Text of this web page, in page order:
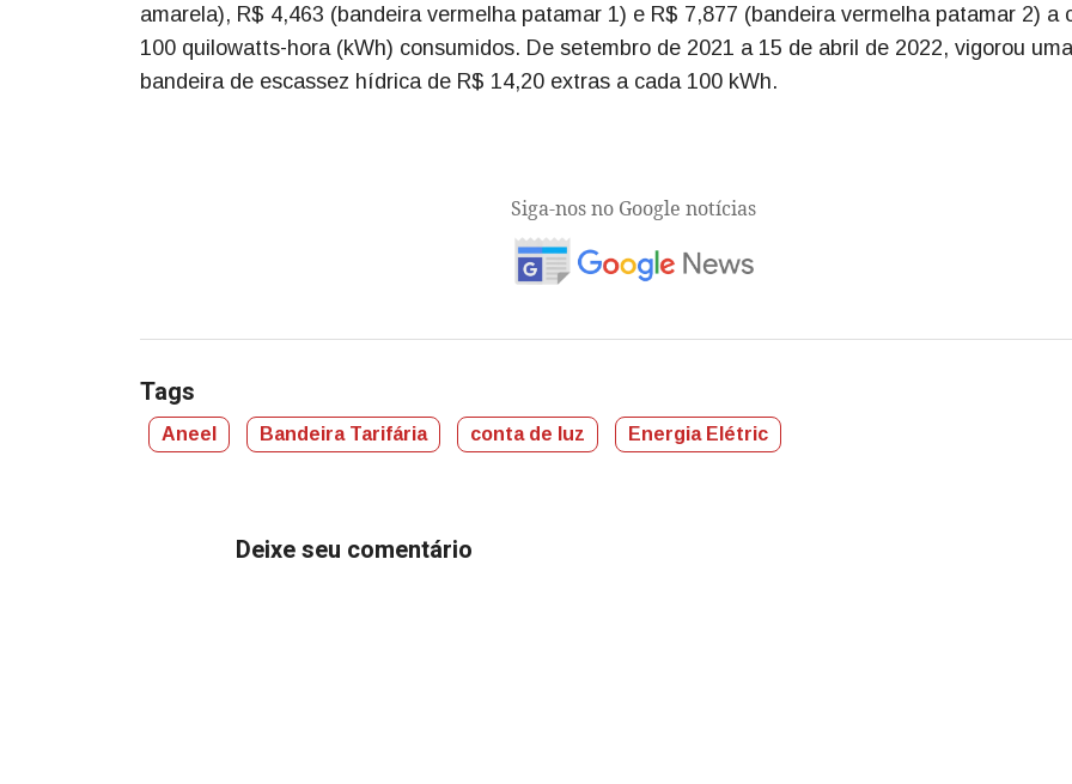
amarela), R$ 4,463 (bandeira vermelha patamar 1) e R$ 7,877 (bandeira vermelha patamar 2) a
100 quilowatts-hora (kWh) consumidos. De setembro de 2021 a 15 de abril de 2022, vigorou uma
bandeira de escassez hídrica de R$ 14,20 extras a cada 100 kWh.
Siga-nos no Google notícias
Tags
Aneel Bandeira Tarifária conta de luz Energia Elétric
Deixe seu comentário